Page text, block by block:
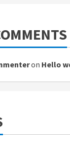
on Hello